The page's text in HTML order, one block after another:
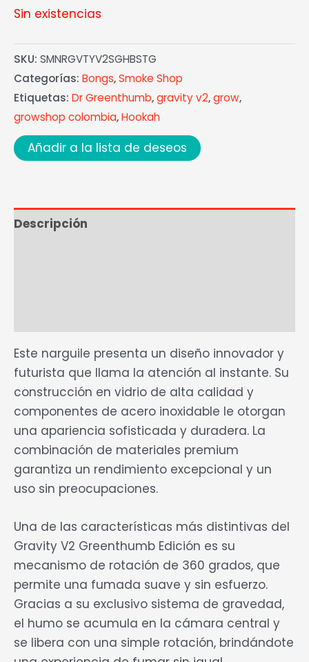
Sin existencias
SKU: SMNRGVTYV2SGHBSTG
Categorías: Bongs,Smoke Shop
Etiquetas: Dr Greenthumb,gravity v2,grow,
growshop colombia,Hookah
Añadir a la lista de deseos
Descripción
Este narguile presenta un diseño innovador y
futurista que llama la atención al instante. Su
construcción en vidrio de alta calidad y
componentes de acero inoxidable le otorgan
una apariencia sofisticada y duradera. La
combinación de materiales premium
garantiza un rendimiento excepcional y un
uso sin preocupaciones.
Una de las características más distintivas del
Gravity V2 Greenthumb Edición es su
mecanismo de rotación de 360 grados, que
permite una fumada suave y sin esfuerzo.
Gracias a su exclusivo sistema de gravedad,
el humo se acumula en la cámara central y
se libera con una simple rotación, brindándote